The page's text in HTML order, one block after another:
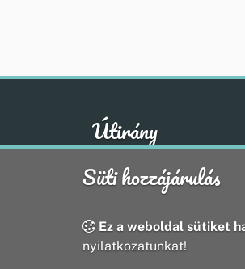
Útirány
Süti hozzájárulás
Ez a weboldal sütiket
nyilatkozatunkat!